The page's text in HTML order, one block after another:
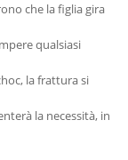
che la figlia gira
qualsiasi
la frattura si
la necessità, in